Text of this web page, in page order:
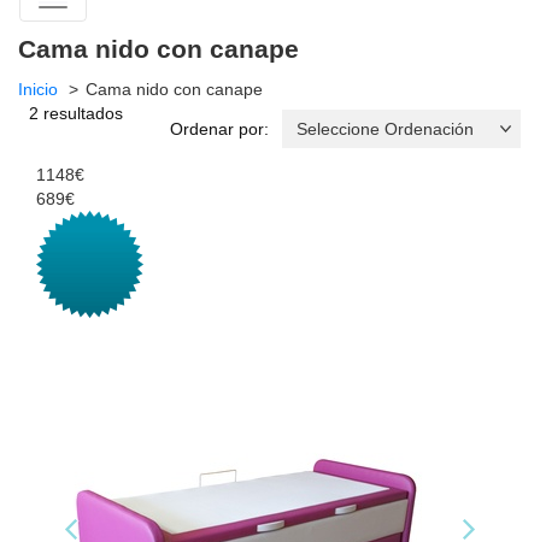
Cama nido con canape
Inicio
Cama nido con canape
2 resultados
Ordenar por:
1148€
689€